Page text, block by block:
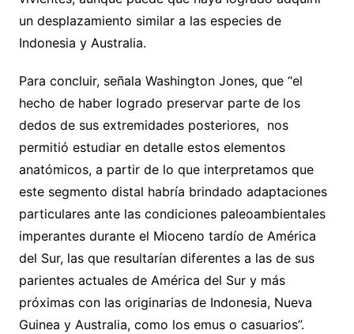
un desplazamiento similar a las especies de
Indonesia y Australia.
Para concluir, señala Washington Jones, que “el
hecho de haber logrado preservar parte de los
dedos de sus extremidades posteriores, nos
permitió estudiar en detalle estos elementos
anatómicos, a partir de lo que interpretamos que
este segmento distal habría brindado adaptaciones
particulares ante las condiciones paleoambientales
imperantes durante el Mioceno tardío de América
del Sur, las que resultarían diferentes a las de sus
parientes actuales de América del Sur y más
próximas con las originarias de Indonesia, Nueva
Guinea y Australia, como los emus o casuarios”.